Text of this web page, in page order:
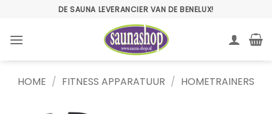
inhoud
DE SAUNA LEVERANCIER VAN DE BENELUX!
HOME / FITNESS APPARATUUR / HOMETRAINERS